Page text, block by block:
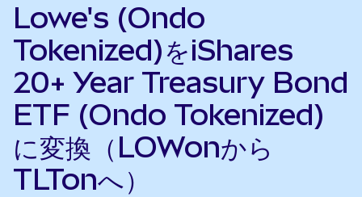
Lowe's (Ondo
Tokenized)をiShares
20+ Year Treasury Bond
ETF (Ondo Tokenized)
に変換（LOWonから
TLTonへ）